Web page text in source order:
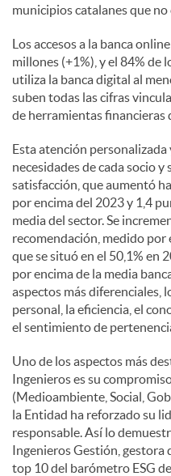
municipios catalanes que
Los accesos a la banca
millones (+1%), y el 84% de
utiliza la banca digital al
suben todas las cifras
de herramientas financieras
Esta atención
necesidades de cada socio y
satisfacción, que aumentó
por encima del 2023 y 1,4
media del sector. Se
recomendación, medido por
que se situó en el 50,1% en
por encima de la media
aspectos más diferenciales,
personal, la eficiencia, el
el sentimiento de
Uno de los aspectos más
Ingenieros es su
(Medioambiente, Social,
la Entidad ha reforzado su
responsable. Así lo
Ingenieros Gestión, gestora
top 10 del barómetro ESG